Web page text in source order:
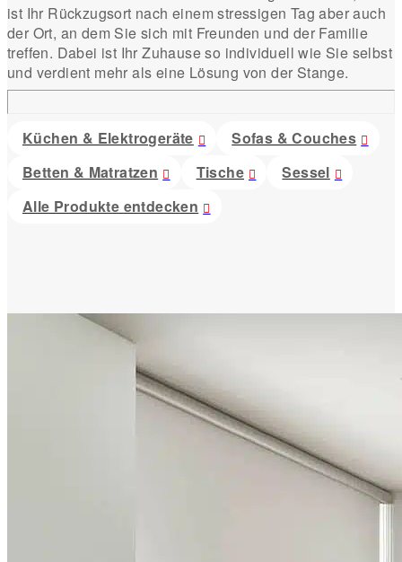
ist Ihr Rückzugsort nach einem stressigen Tag aber auch
der Ort, an dem Sie sich mit Freunden und der Familie
treffen. Dabei ist Ihr Zuhause so individuell wie Sie selbst
und verdient mehr als eine Lösung von der Stange.
Küchen & Elektrogeräte
Sofas & Couches
Betten & Matratzen
Tische
Sessel
Alle Produkte entdecken